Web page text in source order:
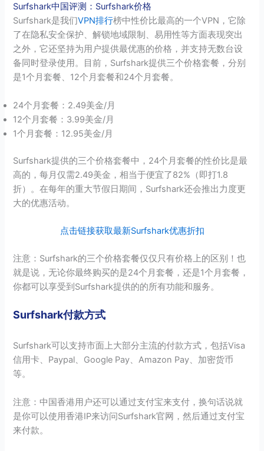
Surfshark中国评测：Surfshark价格
Surfshark是我们VPN排行榜中性价比最高的一个VPN，它除
了在隐私安全保护、解锁地域限制、易用性等方面表现突出
之外，它还坚持为用户提供最优惠的价格，并支持无数台设
备同时登录使用。目前，Surfshark提供三个价格套餐，分别
是1个月套餐、12个月套餐和24个月套餐。
24个月套餐：2.49美金/月
12个月套餐：3.99美金/月
1个月套餐：12.95美金/月
Surfshark提供的三个价格套餐中，24个月套餐的性价比是最
高的，每月仅需2.49美金，相当于便宜了82%（即打1.8
折）。在每年的重大节假日期间，Surfshark还会推出力度更
大的优惠活动。
点击链接获取最新Surfshark优惠折扣
注意：Surfshark的三个价格套餐仅仅只有价格上的区别！也
就是说，无论你最终购买的是24个月套餐，还是1个月套餐，
你都可以享受到Surfshark提供的的所有功能和服务。
Surfshark付款方式
Surfshark可以支持市面上大部分主流的付款方式，包括Visa
信用卡、Paypal、Google Pay、Amazon Pay、加密货币
等。
注意：中国香港用户还可以通过支付宝来支付，换句话说就
是你可以使用香港IP来访问Surfshark官网，然后通过支付宝
来付款。